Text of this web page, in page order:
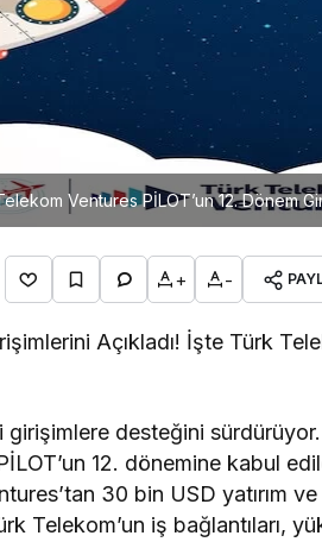
Ventures PİLOT’un 12. Dönem
+ -
Açıkladı! İşte Türk
desteğini sürdürüyor.
12. dönemine kabul
30 bin USD yatırım ve
Telekom’un iş bağlantıları,